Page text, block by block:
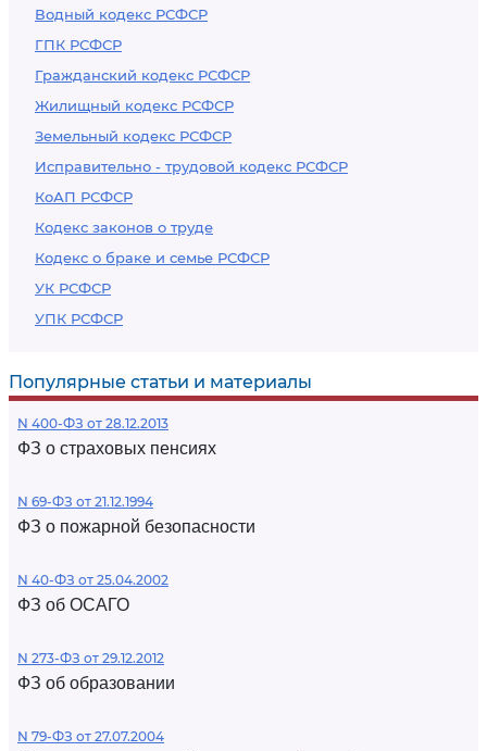
Водный кодекс РСФСР
ГПК РСФСР
Гражданский кодекс РСФСР
Жилищный кодекс РСФСР
Земельный кодекс РСФСР
Исправительно - трудовой кодекс РСФСР
КоАП РСФСР
Кодекс законов о труде
Кодекс о браке и семье РСФСР
УК РСФСР
УПК РСФСР
Популярные статьи и материалы
N 400-ФЗ от 28.12.2013
ФЗ о страховых пенсиях
N 69-ФЗ от 21.12.1994
ФЗ о пожарной безопасности
N 40-ФЗ от 25.04.2002
ФЗ об ОСАГО
N 273-ФЗ от 29.12.2012
ФЗ об образовании
N 79-ФЗ от 27.07.2004